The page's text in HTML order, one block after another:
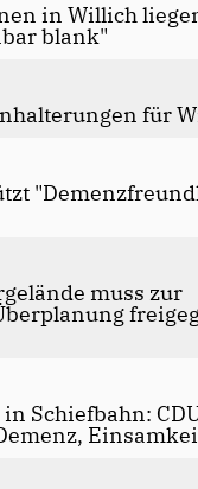
in Willich
blank"
für
muss zur
Schiefbahn: